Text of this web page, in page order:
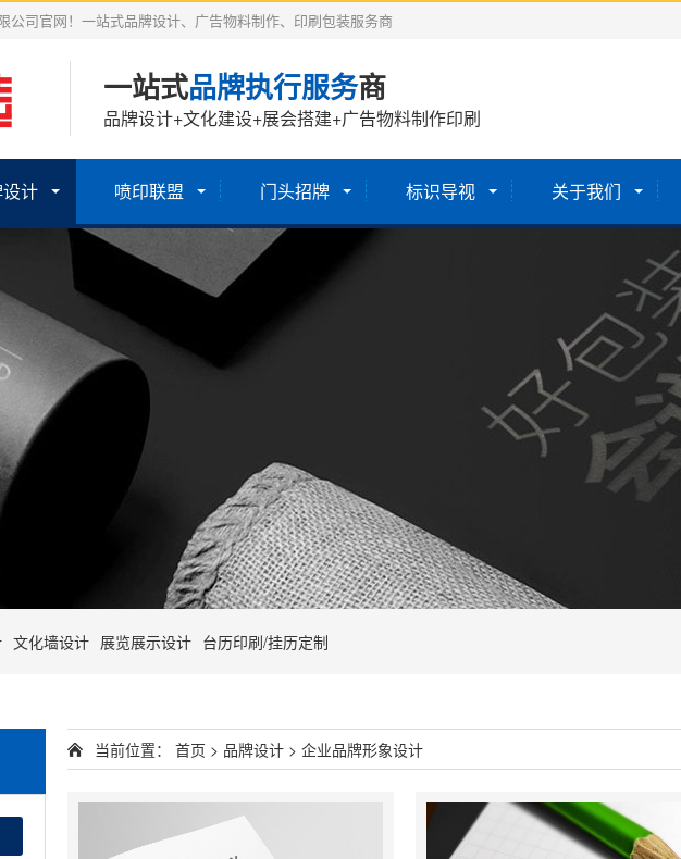
公司官网！一站式品牌设计、广告物料制作、印刷包装服务商
一站式品牌执行服务商
品牌设计+文化建设+展会搭建+广告物料制作印刷
计 喷印联盟 门头招牌 标识导视 关于我们
文化墙设计 展览展示设计 台历印刷/挂历定制
当前位置： 首页 > 品牌设计 > 企业品牌形象设计